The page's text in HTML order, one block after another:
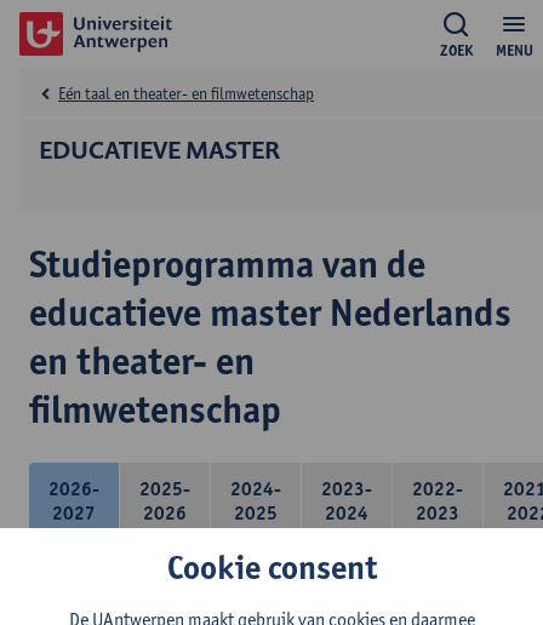
MENU
ZOEK
EDUCATIEVE MASTER
Eén taal en theater- en filmwetenschap
Studieprogramma van de
educatieve master Nederlands
en theater- en
filmwetenschap
2026-
2027
2025-
2026
2024-
2025
2023-
2024
2022-
2023
Cookie consent
De UAntwerpen maakt gebruik van cookies en daarmee